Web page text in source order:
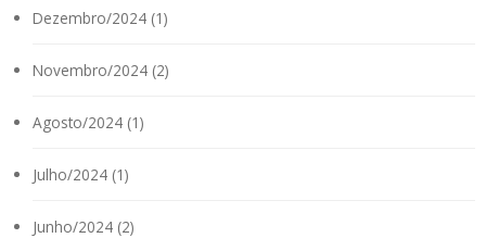
Dezembro/2024 (1)
Novembro/2024 (2)
Agosto/2024 (1)
Julho/2024 (1)
Junho/2024 (2)